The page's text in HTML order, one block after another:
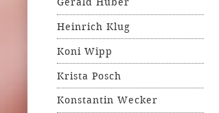
Heinrich Klug
Koni Wipp
Krista Posch
Konstantin Wecker